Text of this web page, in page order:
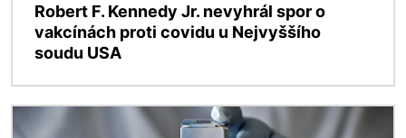
Robert F. Kennedy Jr. nevyhrál spor o
vakcínách proti covidu u Nejvyššího
soudu USA
Obrázek